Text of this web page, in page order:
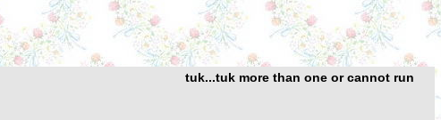
tuk...tuk more than one or cannot run